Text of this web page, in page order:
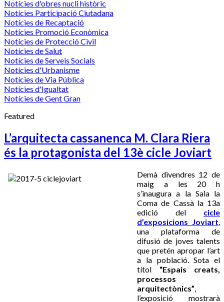
Notícies d'obres nucli històric
Notícies Participació Ciutadana
Notícies de Recaptació
Notícies Promoció Econòmica
Notícies de Protecció Civil
Notícies de Salut
Notícies de Serveis Socials
Notícies d'Urbanisme
Notícies de Via Pública
Notícies d'Igualtat
Notícies de Gent Gran
Featured
L’arquitecta cassanenca M. Clara Riera
és la protagonista del 13è cicle Joviart
Demà divendres 12 de
maig a les 20 h
s’inaugura a la Sala la
Coma de Cassà la 13a
edició del cicle
d’exposicions Joviart,
una plataforma de
difusió de joves talents
que pretén apropar l’art
a la població. Sota el
títol “Espais creats,
processos
arquitectònics”,
l’exposició mostrarà